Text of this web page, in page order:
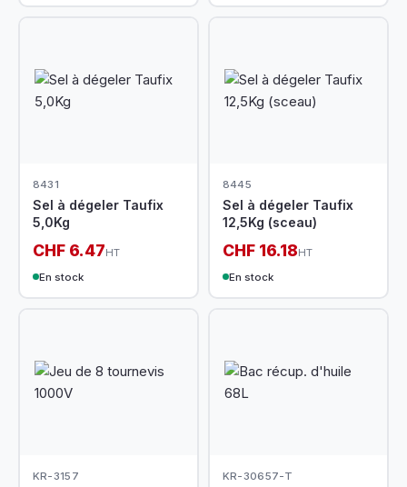
8431
Sel à dégeler Taufix
5,0Kg
CHF 6.47HT
En stock
8445
Sel à dégeler Taufix
12,5Kg (sceau)
CHF 16.18HT
En stock
KR-3157 KR-30657-T